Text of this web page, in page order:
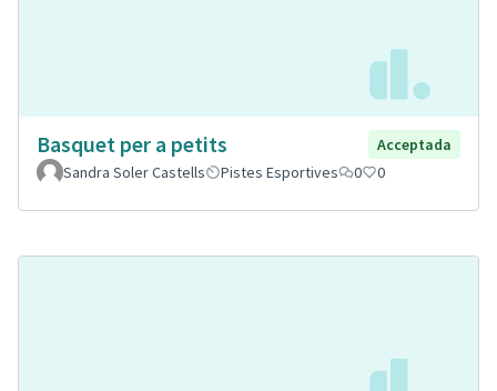
Basquet per a petits
Acceptada
Sandra Soler Castells
Pistes Esportives 0 0